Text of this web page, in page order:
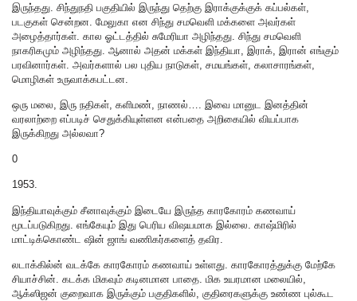
இருந்தது. சிந்துநதி பகுதியில் இருந்து தெற்கு இராக்குக்குக் கப்பல்கள்,
படகுகள் சென்றன. மேலுகா என சிந்து சமவெளி மக்களை அவர்கள்
அழைத்தார்கள். கால ஓட்டத்தில் சுமேரியா அழிந்தது. சிந்து சமவெளி
நாகரிகமும் அழிந்தது. ஆனால் அதன் மக்கள் இந்தியா, இராக், இரான் எங்கும்
பரவினார்கள். அவர்களால் பல புதிய நாடுகள், சமயங்கள், கலாசாரங்கள்,
மொழிகள் உருவாக்கபட்டன.
ஒரு மலை, இரு நதிகள், களிமண், நாணல்…. இவை மானுட இனத்தின்
வரலாற்றை எப்படிச் செதுக்கியுள்ளன என்பதை அறிகையில் வியப்பாக
இருக்கிறது அல்லவா?
0
1953.
இந்தியாவுக்கும் சீனாவுக்கும் இடையே இருந்த காரகோரம் கணவாய்
மூடப்படுகிறது. எங்கேயும் இது பெரிய விஷயமாக இல்லை. காஷ்மிரில்
மாட்டிக்கொண்ட ஷின் ஜாங் வணிகர்களைத் தவிர.
லடாக்கில்ன் வடக்கே காரகோரம் கணவாய் உள்ளது. காரகோரத்துக்கு மேற்கே
சியாச்சின். கடக்க மிகவும் கடினமான பாதை. மிக உயரமான மலையில்,
ஆக்ஸிஜன் குறைவாக இருக்கும் பகுதிகளில், குதிரைகளுக்கு உண்ண புல்கூட